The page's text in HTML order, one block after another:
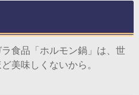
ラ食品「ホルモン鍋」は、世
美味しくないから。